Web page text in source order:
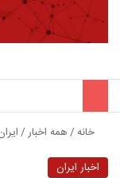
خانه/همه اخبار/
اخبار ایران